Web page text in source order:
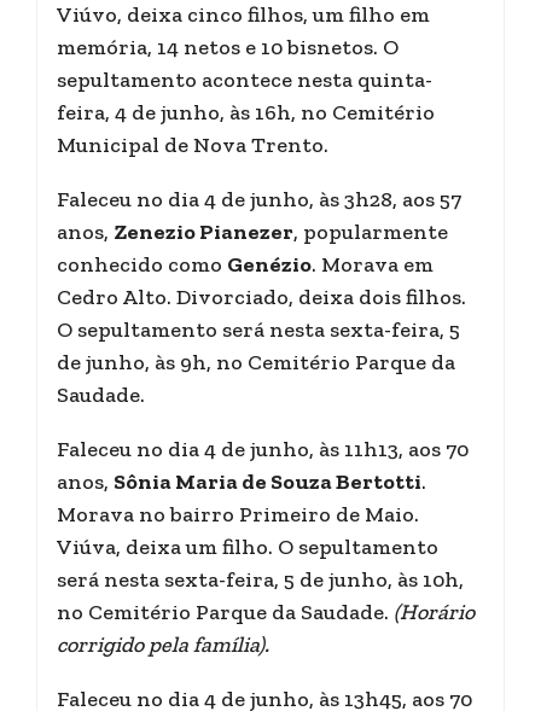
Viúvo, deixa cinco filhos, um filho em
memória, 14 netos e 10 bisnetos. O
sepultamento acontece nesta quinta-
feira, 4 de junho, às 16h, no Cemitério
Municipal de Nova Trento.
Faleceu no dia 4 de junho, às 3h28, aos 57
anos, Zenezio Pianezer, popularmente
conhecido como Genézio. Morava em
Cedro Alto. Divorciado, deixa dois filhos.
O sepultamento será nesta sexta-feira, 5
de junho, às 9h, no Cemitério Parque da
Saudade.
Faleceu no dia 4 de junho, às 11h13, aos 70
anos, Sônia Maria de Souza Bertotti.
Morava no bairro Primeiro de Maio.
Viúva, deixa um filho. O sepultamento
será nesta sexta-feira, 5 de junho, às 10h,
no Cemitério Parque da Saudade. (Horário
corrigido pela família).
Faleceu no dia 4 de junho, às 13h45, aos 70